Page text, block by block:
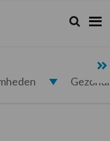
Zoeken...
Zoek